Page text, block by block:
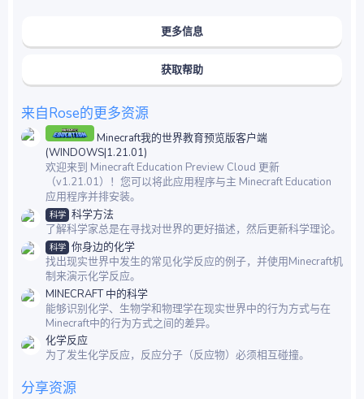
更多信息
获取帮助
来自Rose的更多资源
Minecraft我的世界教育预览版客户端
(WINDOWS|1.21.01)
欢迎来到 Minecraft Education Preview Cloud 更新
（v1.21.01）！您可以将此应用程序与主 Minecraft Education
应用程序并排安装。
科学 科学方法
了解科学家总是在寻找对世界的更好描述，然后更新科学理论。
科学 你身边的化学
找出现实世界中发生的常见化学反应的例子，并使用Minecraft机
制来演示化学反应。
MINECRAFT 中的科学
能够识别化学、生物学和物理学在现实世界中的行为方式与在
Minecraft中的行为方式之间的差异。
化学反应
为了发生化学反应，反应分子（反应物）必须相互碰撞。
分享资源